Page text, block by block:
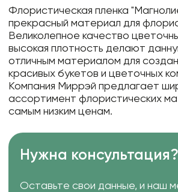
Флористическая пленка
прекрасный материал для
Великолепное качество
высокая плотность делают
отличным материалом для
красивых букетов и цветочных
Компания Миррэй предлагает
ассортимент флористических
самым низким ценам.
Нужна консультация?
Оставьте свои данные, и наш